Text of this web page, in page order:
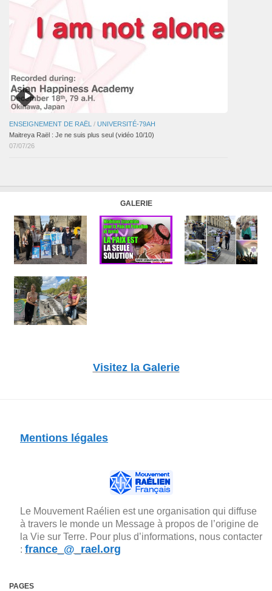
ENSEIGNEMENT DE RAËL / UNIVERSITÉ-79AH
Maitreya Raël : Je ne suis plus seul (vidéo 10/10)
07/07/26
GALERIE
Visitez la Galerie
Mentions légales
Le Mouvement Raélien est une organisation qui diffuse
à travers le monde un Message à propos de l’origine de
la Vie sur Terre. Pour plus d’informations, nous contacter
: france_@_rael.org
PAGES